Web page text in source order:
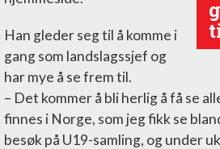
Han gleder seg til å komme i
gang som landslagssjef og
har mye å se frem til.
– Det kommer å bli herlig å få se
finnes i Norge, som jeg fikk se
besøk på U19-samling, og under